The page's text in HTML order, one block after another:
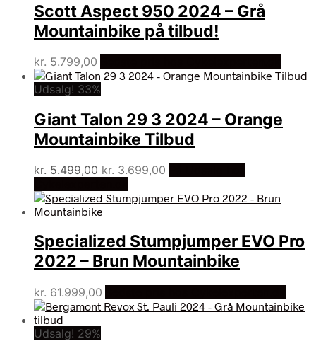
Scott Aspect 950 2024 – Grå
Mountainbike på tilbud!
kr. 5.799,00
Udsalg! 33%
Giant Talon 29 3 2024 – Orange
Mountainbike Tilbud
kr.5.499,00 Den
pris
var:
kr. 3.699,00
pris
Specialized Stumpjumper EVO Pro
2022 – Brun Mountainbike
kr. 61.999,00
Udsalg! 29%